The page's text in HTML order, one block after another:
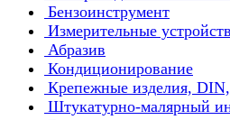
Бензоинструмент
Измерительные
Абразив
Кондиционирование
Крепежные изделия,
Штукатурно-малярный